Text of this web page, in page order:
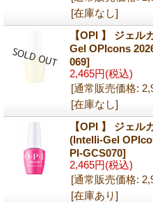
[在庫なし]
【OPI 】 ジェ
Gel OPIcons
069]
2,465円(税込)
[通常販売価格:
[在庫なし]
【OPI 】 ジェ
(Intelli-Gel
PI-GCS070]
2,465円(税込)
[通常販売価格:
[在庫あり]